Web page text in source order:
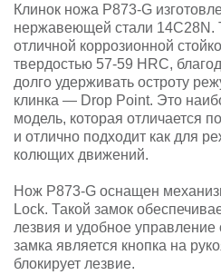
Клинок ножа P873-G
нержавеющей стали 14C28N.
отличной коррозионной
твердостью 57-59 HRC,
долго удерживать остроту
клинка — Drop Point. Это
модель, которая отличается
и отлично подходит как для
колющих движений.
Нож P873-G оснащен
Lock. Такой замок
лезвия и удобное
замка является кнопка на
блокирует лезвие.